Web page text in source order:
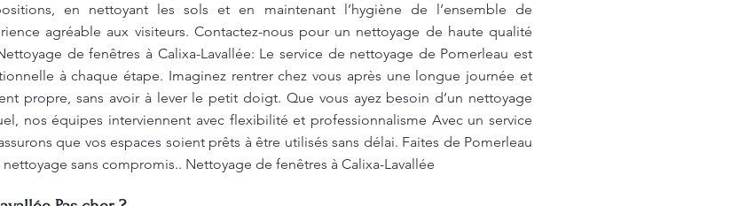
en nettoyant les sols et en maintenant l’hygiène de l’ensemble de
agréable aux visiteurs. Contactez-nous pour un nettoyage de haute qualité
de fenêtres à Calixa-Lavallée: Le service de nettoyage de Pomerleau est
à chaque étape. Imaginez rentrer chez vous après une longue journée et
propre, sans avoir à lever le petit doigt. Que vous ayez besoin d’un nettoyage
nos équipes interviennent avec flexibilité et professionnalisme Avec un service
que vos espaces soient prêts à être utilisés sans délai. Faites de Pomerleau
sans compromis.. Nettoyage de fenêtres à Calixa-Lavallée